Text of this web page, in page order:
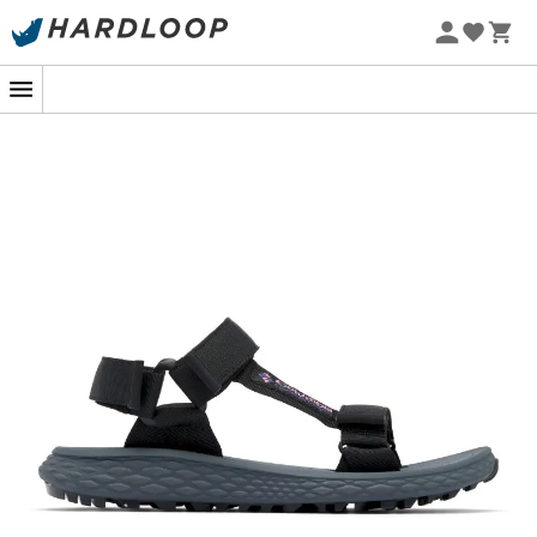
Letnie promocje 🔥 -5% DODATKOWO przy zakupie 2
Sandały Konos Globetrot
marki Columbia
to idealni towarzysze do
odkrywania natury bez kompromisów. Dzięki
konstrukcjiioptymalnemu wsparciu, Twoja następna
przygoda zapowiada się
ikomfortowo
niezależnie od tego, czy to spacer po wiejskich
ścieżkach, czy miejska eskapada.